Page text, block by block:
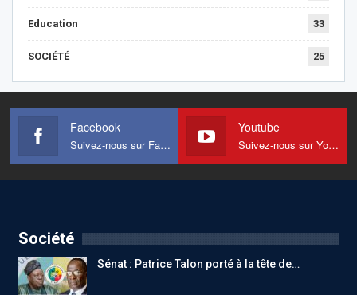
Education 33
SOCIÉTÉ 25
Facebook
Suivez-nous sur Facebook
Youtube
Suivez-nous sur Youtube
Société
Sénat : Patrice Talon porté à la tête de…